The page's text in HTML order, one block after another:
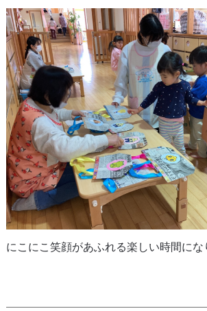
にこにこ笑顔があふれる楽しい時間にな